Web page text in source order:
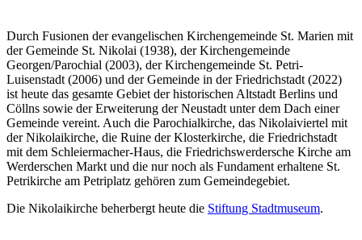
Durch Fusionen der evangelischen Kirchengemeinde St. Marien mit
der Gemeinde St. Nikolai (1938), der Kirchengemeinde
Georgen/Parochial (2003), der Kirchengemeinde St. Petri-
Luisenstadt (2006) und der Gemeinde in der Friedrichstadt (2022)
ist heute das gesamte Gebiet der historischen Altstadt Berlins und
Cöllns sowie der Erweiterung der Neustadt unter dem Dach einer
Gemeinde vereint. Auch die Parochialkirche, das Nikolaiviertel mit
der Nikolaikirche, die Ruine der Klosterkirche, die Friedrichstadt
mit dem Schleiermacher-Haus, die Friedrichswerdersche Kirche am
Werderschen Markt und die nur noch als Fundament erhaltene St.
Petrikirche am Petriplatz gehören zum Gemeindegebiet.
Die Nikolaikirche beherbergt heute die Stiftung Stadtmuseum.